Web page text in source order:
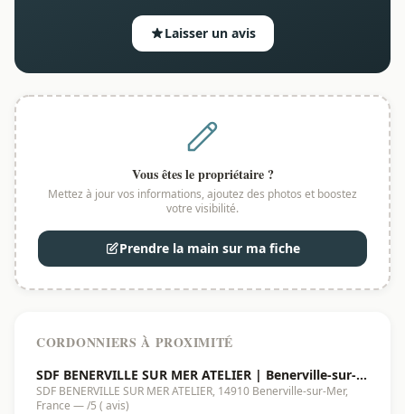
Laisser un avis
Vous êtes le propriétaire ?
Mettez à jour vos informations, ajoutez des photos et boostez
votre visibilité.
Prendre la main sur ma fiche
CORDONNIERS À PROXIMITÉ
SDF BENERVILLE SUR MER ATELIER | Benerville-sur-
Mer -
SDF BENERVILLE SUR MER ATELIER, 14910 Benerville-sur-Mer,
France — /5 ( avis)